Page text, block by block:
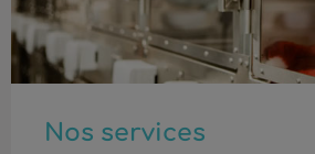
Nos services